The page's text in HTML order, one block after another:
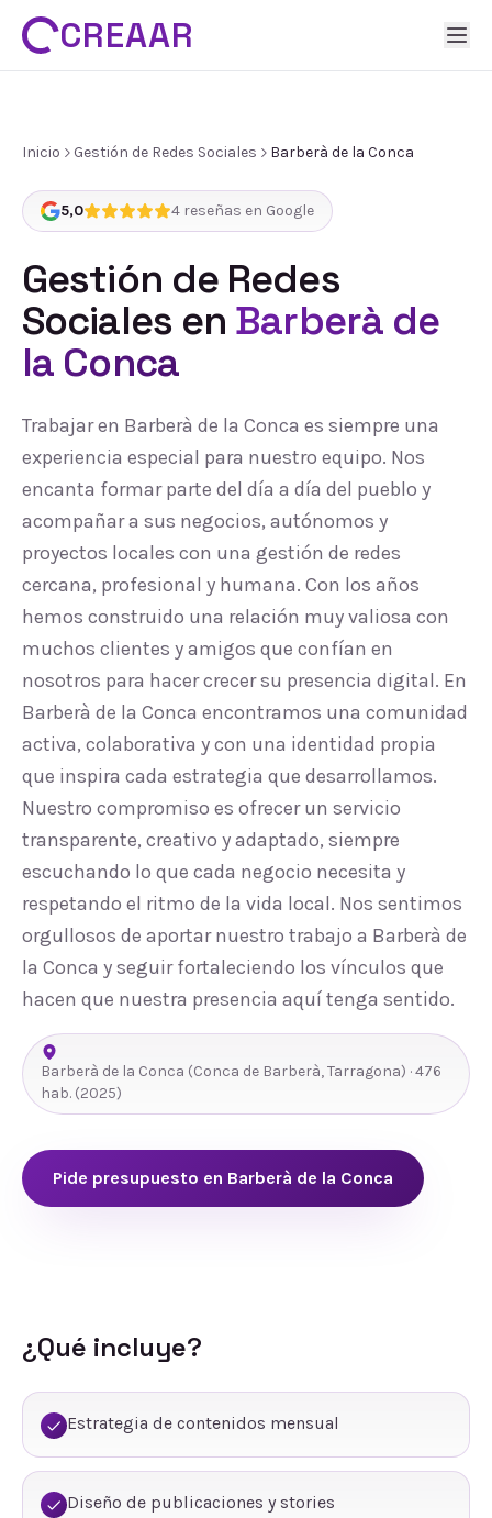
CREAAR
Inicio Gestión de Redes Sociales Barberà de la Conca
5,0 4 reseñas en Google
Gestión de Redes
Sociales en Barberà de
la Conca
Trabajar en Barberà de la Conca es siempre una
experiencia especial para nuestro equipo. Nos
encanta formar parte del día a día del pueblo y
acompañar a sus negocios, autónomos y
proyectos locales con una gestión de redes
cercana, profesional y humana. Con los años
hemos construido una relación muy valiosa con
muchos clientes y amigos que confían en
nosotros para hacer crecer su presencia digital. En
Barberà de la Conca encontramos una comunidad
activa, colaborativa y con una identidad propia
que inspira cada estrategia que desarrollamos.
Nuestro compromiso es ofrecer un servicio
transparente, creativo y adaptado, siempre
escuchando lo que cada negocio necesita y
respetando el ritmo de la vida local. Nos sentimos
orgullosos de aportar nuestro trabajo a Barberà de
la Conca y seguir fortaleciendo los vínculos que
hacen que nuestra presencia aquí tenga sentido.
Barberà de la Conca (Conca de Barberà,Tarragona) ·476
hab. (2025)
Pide presupuesto en Barberà de la Conca
¿Qué incluye?
Estrategia de contenidos mensual
Diseño de publicaciones y stories